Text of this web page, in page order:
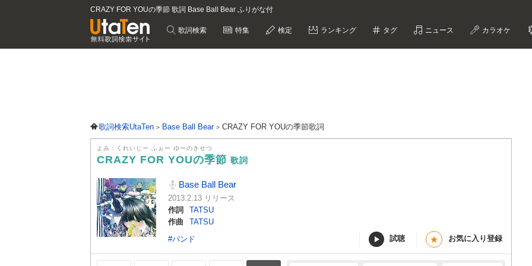
CRAZY FOR YOUの季節 歌詞 Base Ball Bear ふりがな付
歌詞検索 特集 検定 ランキング タグ ニュース カラオケ
歌詞検索UtaTen Base Ball Bear CRAZY FOR YOUの季節歌詞
よみ：くれいじー ふぉー ゆーのきせつ
CRAZY FOR YOUの季節 歌詞
Base Ball Bear
2013.2.13 リリース
作詞
TATSU
作曲
TATSU
#バンド
試聴 ★ お気に入り登録